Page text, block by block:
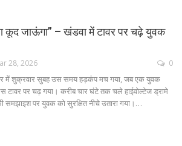
कूद जाऊंगा” – खंडवा में टावर पर चढ़े युवक
28, 2026 0
में शुक्रवार सुबह उस समय हड़कंप मच गया, जब एक युवक
टावर पर चढ़ गया। करीब चार घंटे तक चले हाईवोल्टेज ड्रामे
पर युवक को सुरक्षित नीचे उतारा गया।…